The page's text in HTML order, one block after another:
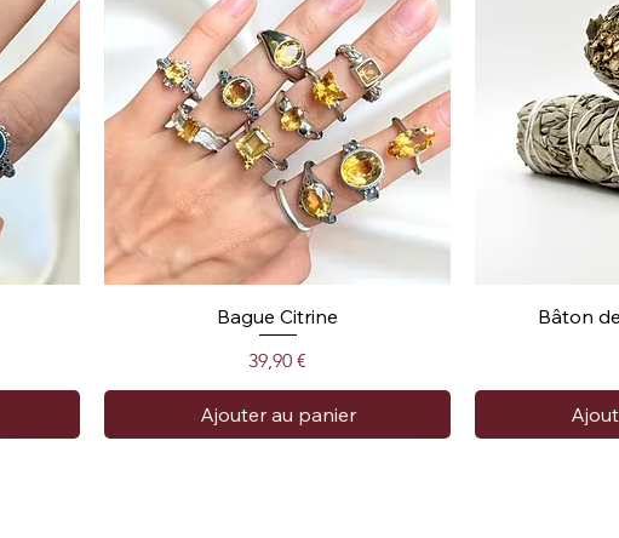
Bague Citrine
Prix
39,90 €
Ajouter au panier
Bâton